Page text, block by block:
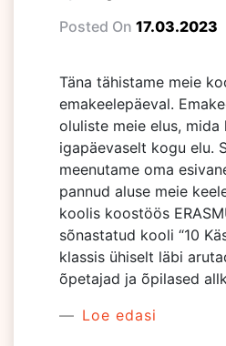
Posted On 17.03.2023
Täna tähistame meie
emakeelepäeval.
oluliste meie elus, mida
igapäevaselt kogu elu.
meenutame oma
pannud aluse meie
koolis koostöös
sõnastatud kooli “10
klassis ühiselt läbi
õpetajad ja õpilased
Loe edasi